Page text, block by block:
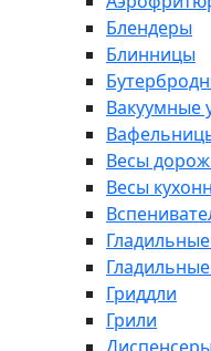
Блендеры
Блинницы
Вакуумные
Весы
Весы
Гриддли
Грили